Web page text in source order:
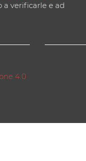
a verificarle e ad
4.0